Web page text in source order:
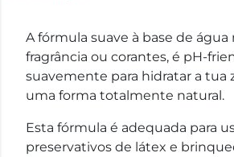
A fórmula suave à base de água
fragrância ou corantes, é pH-
suavemente para hidratar a tua
uma forma totalmente natural.
Esta fórmula é adequada para
preservativos de látex e